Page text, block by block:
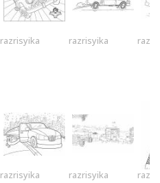
razrisyika razrisyika
razrisyika razrisyika